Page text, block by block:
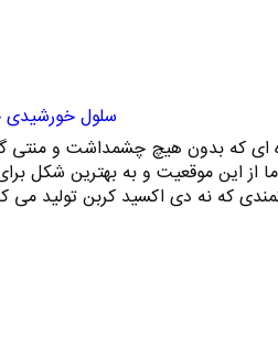
سلول خورشیدی
ای که بدون هیچ چشمداشت و منتی
ما از این موقعیت و به بهترین شکل
که نه دی اکسید کربن تولید